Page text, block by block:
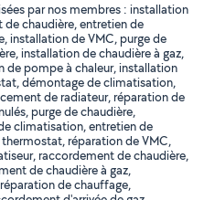
par nos membres : installation
chaudière, entretien de
installation de VMC, purge de
installation de chaudière à gaz,
pompe à chaleur, installation
démontage de climatisation,
de radiateur, réparation de
purge de chaudière,
climatisation, entretien de
réparation de VMC,
raccordement de chaudière,
de chaudière à gaz,
de chauffage,